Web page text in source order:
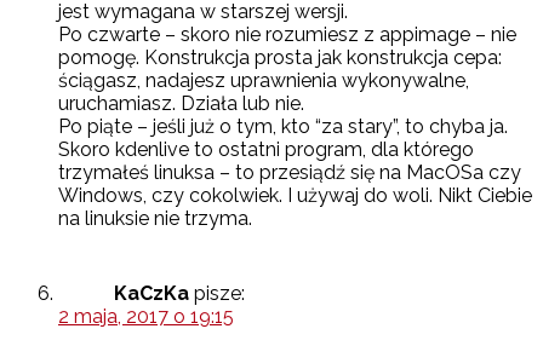
jest wymagana w starszej wersji.
Po czwarte – skoro nie rozumiesz z appimage – nie
pomogę. Konstrukcja prosta jak konstrukcja cepa:
ściągasz, nadajesz uprawnienia wykonywalne,
uruchamiasz. Działa lub nie.
Po piąte – jeśli już o tym, kto “za stary”, to chyba ja.
Skoro kdenlive to ostatni program, dla którego
trzymałeś linuksa – to przesiądź się na MacOSa czy
Windows, czy cokolwiek. I używaj do woli. Nikt Ciebie
na linuksie nie trzyma.
KaCzKa pisze:
2 maja, 2017 o 19:15